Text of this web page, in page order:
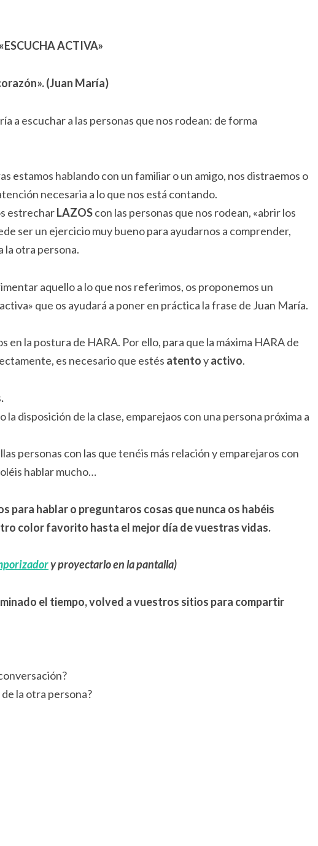
ACTIVA»
(Juan María)
a escuchar a las personas que nos rodean: de forma
estamos hablando con un familiar o un amigo, nos distraemos o
necesaria a lo que nos está contando.
estrecharLAZOScon las personas que nos rodean, «abrir los
ser un ejercicio muy bueno para ayudarnos a comprender,
la otra persona.
aquello a lo que nos referimos, os proponemos un
que os ayudará a poner en práctica la frase de Juan María.
en la postura de HARA. Por ello, para que la máxima HARA de
es necesario que estés atentoyactivo.
la disposición de la clase, emparejaos con una persona próxima a
personas con las que tenéis más relación y emparejaros con
hablar mucho…
para hablar o preguntaros cosas que nunca os habéis
color favorito hasta el mejor día de vuestras vidas.
y proyectarlo en la pantalla)
el tiempo, volved a vuestros sitios para compartir
la otra persona?